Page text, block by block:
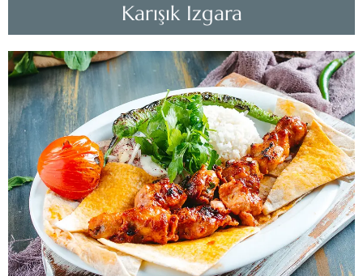
Karışık Izgara